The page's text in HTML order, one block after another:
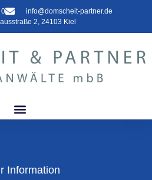
info@domscheit-partner.de
2, 24103 Kiel
Information